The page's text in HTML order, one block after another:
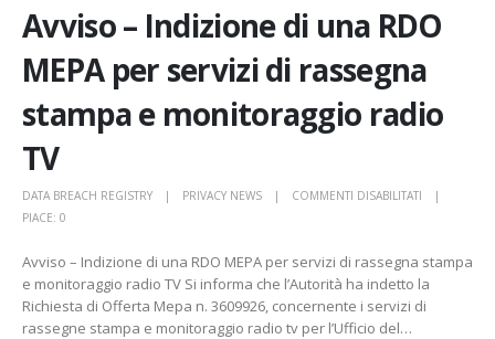
Avviso – Indizione di una RDO
MEPA per servizi di rassegna
stampa e monitoraggio radio
TV
DATA BREACH REGISTRY PRIVACY NEWS COMMENTI DISABILITATI
INDIZIONE
DI
UNA
PIACE: 0
Avviso – Indizione di una RDO MEPA per servizi di rassegna stampa
e monitoraggio radio TV Si informa che l’Autorità ha indetto la
Richiesta di Offerta Mepa n. 3609926, concernente i servizi di
rassegne stampa e monitoraggio radio tv per l’Ufficio del…